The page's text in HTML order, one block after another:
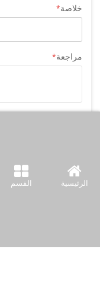
الرئيسية القسم
خلاصة
مراجعة